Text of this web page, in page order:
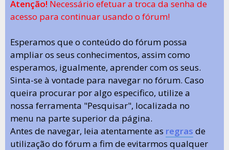
Atenção! Necessário efetuar a troca da senha de
acesso para continuar usando o fórum!
Esperamos que o conteúdo do fórum possa
ampliar os seus conhecimentos, assim como
esperamos, igualmente, aprender com os seus.
Sinta-se à vontade para navegar no fórum. Caso
queira procurar por algo especifico, utilize a
nossa ferramenta "Pesquisar", localizada no
menu na parte superior da página.
Antes de navegar, leia atentamente as regras de
utilização do fórum a fim de evitarmos qualquer